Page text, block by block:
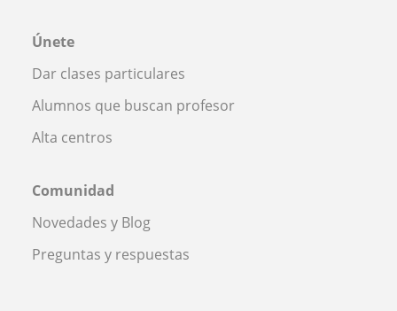
Únete
Dar clases particulares
Alumnos que buscan profesor
Alta centros
Comunidad
Novedades y Blog
Preguntas y respuestas